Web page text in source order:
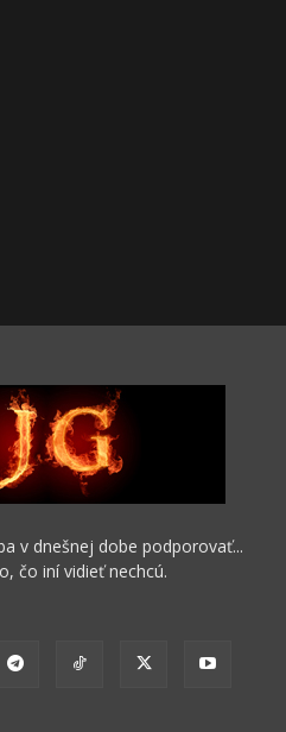
v dnešnej dobe podporovať...
čo iní vidieť nechcú.